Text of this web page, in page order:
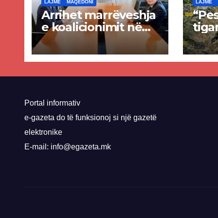
LAJME MAQEDONI
Arrihet marrëveshja
e koalicionimit në
parim mes Kurtit
dhe Abdixhikut
LAJME
nis
Portal informativ
e-gazeta do të funksionoj si një gazetë
elektronike
E-mail: info@egazeta.mk